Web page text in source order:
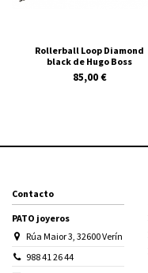
Rollerball Loop Diamond
black de Hugo Boss
85,00 €
Contacto
PATO joyeros
Rúa Maior 3, 32600 Verín
988 41 26 44